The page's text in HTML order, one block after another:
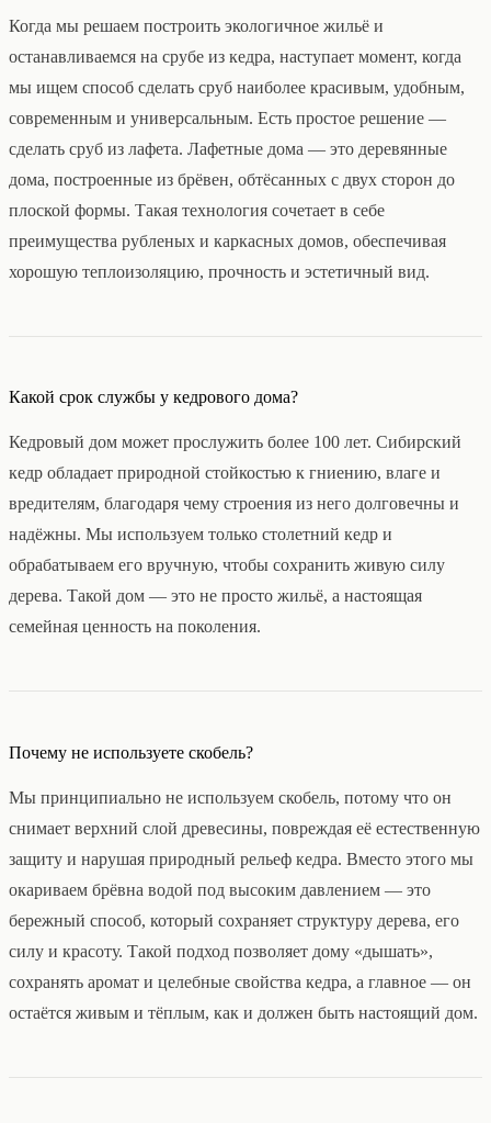
Когда мы решаем построить экологичное жильё и
останавливаемся на срубе из кедра, наступает момент, когда
мы ищем способ сделать сруб наиболее красивым, удобным,
современным и универсальным. Есть простое решение —
сделать сруб из лафета. Лафетные дома — это деревянные
дома, построенные из брёвен, обтёсанных с двух сторон до
плоской формы. Такая технология сочетает в себе
преимущества рубленых и каркасных домов, обеспечивая
хорошую теплоизоляцию, прочность и эстетичный вид.
Какой срок службы у кедрового дома?
Кедровый дом может прослужить более 100 лет. Сибирский
кедр обладает природной стойкостью к гниению, влаге и
вредителям, благодаря чему строения из него долговечны и
надёжны. Мы используем только столетний кедр и
обрабатываем его вручную, чтобы сохранить живую силу
дерева. Такой дом — это не просто жильё, а настоящая
семейная ценность на поколения.
Почему не используете скобель?
Мы принципиально не используем скобель, потому что он
снимает верхний слой древесины, повреждая её естественную
защиту и нарушая природный рельеф кедра. Вместо этого мы
окариваем брёвна водой под высоким давлением — это
бережный способ, который сохраняет структуру дерева, его
силу и красоту. Такой подход позволяет дому «дышать»,
сохранять аромат и целебные свойства кедра, а главное — он
остаётся живым и тёплым, как и должен быть настоящий дом.